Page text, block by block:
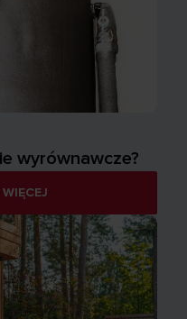
wyrównawcze?